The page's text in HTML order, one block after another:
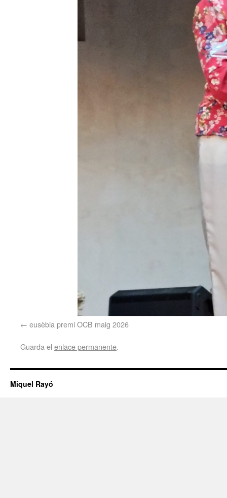
eusèbia premi OCB maig 2026
Guarda el enlace permanente.
Miquel Rayó